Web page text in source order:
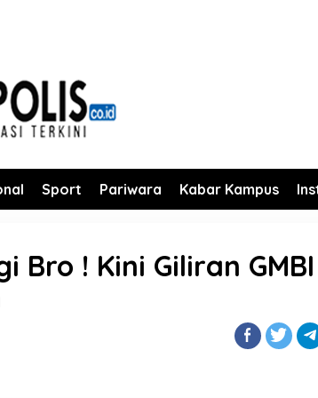
Sport Pariwara Kabar Kampus
Bro ! Kini Giliran GMBI